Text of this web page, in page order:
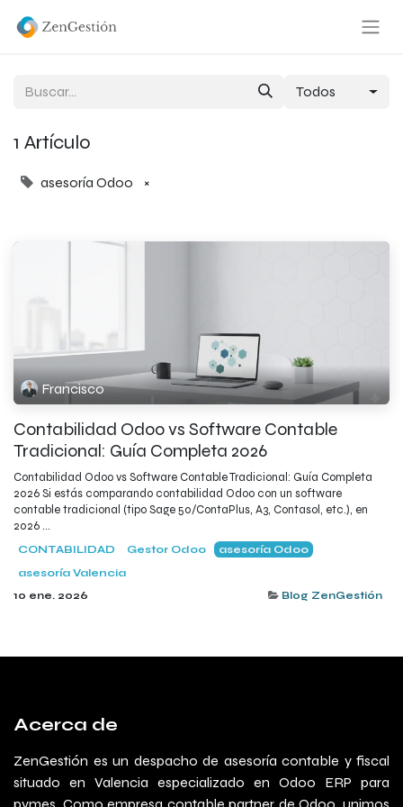
Todos
1 Artículo
asesoría Odoo ×
Francisco
Contabilidad Odoo vs Software Contable
Tradicional: Guía Completa 2026
Contabilidad Odoo vs Software Contable Tradicional: Guía Completa
2026 Si estás comparando contabilidad Odoo con un software
contable tradicional (tipo Sage 50/ContaPlus, A3, Contasol, etc.), en
2026 ...
CONTABILIDAD Gestor Odoo
asesoría Odoo
asesoría Valencia
10 ene. 2026
Blog ZenGestión
Acerca de
ZenGestión es un despacho de asesoría contable y fiscal
situado en Valencia especializado en Odoo ERP para